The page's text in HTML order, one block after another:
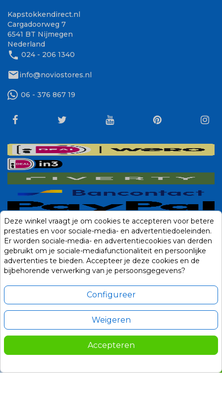
Kapstokkendirect.nl
Cargadoorweg 7
6541 BT Nijmegen
Nederland
phone 024 - 206 1340
mailinfo@noviostores.nl
06 - 376 867 19
Deze winkel vraagt je om cookies te accepteren voor betere
prestaties en voor sociale-media- en advertentiedoeleinden.
Er worden sociale-media- en advertentiecookies van derden
gebruikt om je sociale-mediafunctionaliteit en persoonlijke
advertenties te bieden. Accepteer je deze cookies en de
bijbehorende verwerking van je persoonsgegevens?
Configureer
Weigeren
Accepteren